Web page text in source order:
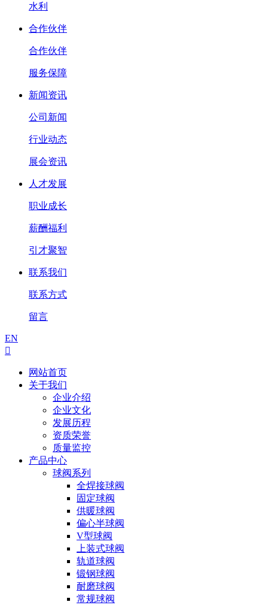
水利
合作伙伴
合作伙伴
服务保障
新闻资讯
公司新闻
行业动态
展会资讯
人才发展
职业成长
薪酬福利
引才聚智
联系我们
联系方式
留言
EN

网站首页
关于我们
企业介绍
企业文化
发展历程
资质荣誉
质量监控
产品中心
球阀系列
全焊接球阀
固定球阀
供暖球阀
偏心半球阀
V型球阀
上装式球阀
轨道球阀
锻钢球阀
耐磨球阀
常规球阀